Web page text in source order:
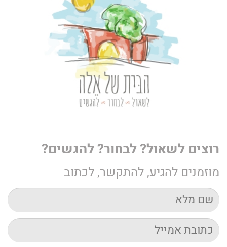
רוצים לשאול? לבחור? להגשים?
מוזמנים להגיע, להתקשר, לכתוב